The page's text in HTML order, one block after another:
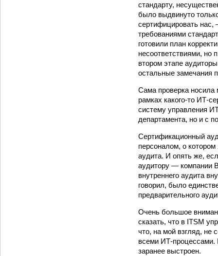
стандарту,
было выдвинуто
сертифицировать нас,
требованиями
готовили план
несоответствиями, но
втором этапе
остальные замечания
Сама проверка носила
рамках какого-то ИТ-
систему управления
департамента, но и с
Сертификационный
персоналом, о
аудита. И опять же,
аудитору — компании
внутреннего аудита
говорил, было
предварительного
Очень большое
сказать, что в ITSM
что, на мой взгляд, не
всеми ИТ-
заранее вы­строен.